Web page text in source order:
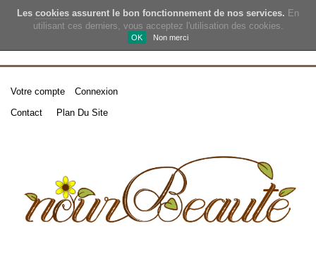
Les cookies assurent le bon fonctionnement de nos services. En
utilisant ces derniers, vous acceptez l'utilisation des cookies.
OK Non merci
Votre compte
Connexion
Contact
Plan Du Site